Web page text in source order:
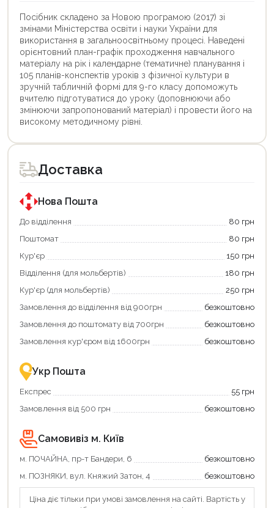
Посібник складено за Новою програмою (2017) зі
змінами Міністерства освіти і науки України для
використання в загальноосвітньому процесі. Наведені
орієнтовний план-графік проходження навчального
матеріалу на рік і календарне (тематичне) планування і
105 планів-конспектів уроків з фізичної культури в
зручній табличній формі для 9-го класу допоможуть
вчителю підготуватися до уроку (доповнюючи або
змінюючи запропонований матеріал) і провести його на
високому методичному рівні.
товар
для
покупки
державною
програмою
єКнига.
Використовуйте
карту
щоб
зекономити
та
отримати
переваги!
картою
єКнига
–
зручно
та
вигідно!
товар
для
покупки
державною
програмою
«Національний
кешбек».
покупку
«Національний
кешбек»
та
отримуйте
повернення
Економте
більше
разом
державною
підтримкою!
Доставка
Нова Пошта
До відділення
80 грн
Поштомат
80 грн
Кур'єр
150 грн
Відділення (для мольбертів)
180 грн
Кур'єр (для мольбертів)
250 грн
Замовлення до відділення від 900грн
безкоштовно
Замовлення до поштомату від 700грн
безкоштовно
Замовлення кур'єром від 1600грн
безкоштовно
Укр Пошта
Експрес
55 грн
Замовлення від 500 грн
безкоштовно
Самовивіз м. Київ
м. ПОЧАЙНА, пр-т Бандери, 6
безкоштовно
м. ПОЗНЯКИ, вул. Княжий Затон, 4
безкоштовно
Ціна діє тільки при умові замовлення на сайті. Вартість у